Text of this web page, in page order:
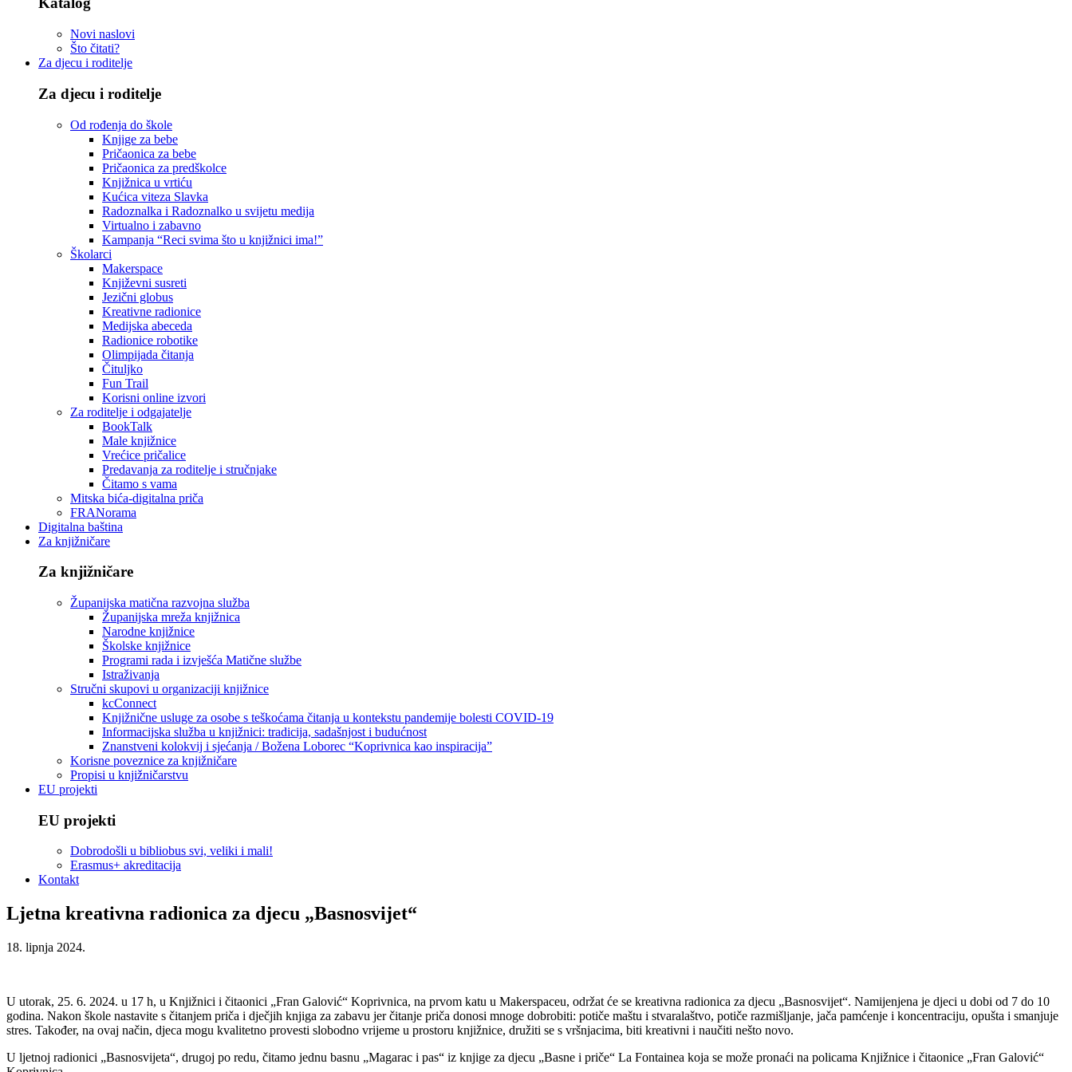
Novi naslovi
Što čitati?
Za djecu i roditelje
Za djecu i roditelje
Od rođenja do škole
Knjige za bebe
Pričaonica za bebe
Pričaonica za predškolce
Knjižnica u vrtiću
Kućica viteza Slavka
Radoznalka i Radoznalko u svijetu medija
Virtualno i zabavno
Kampanja “Reci svima što u knjižnici ima!”
Školarci
Makerspace
Književni susreti
Jezični globus
Kreativne radionice
Medijska abeceda
Radionice robotike
Olimpijada čitanja
Čituljko
Fun Trail
Korisni online izvori
Za roditelje i odgajatelje
BookTalk
Male knjižnice
Vrećice pričalice
Predavanja za roditelje i stručnjake
Čitamo s vama
Mitska bića-digitalna priča
FRANorama
Digitalna baština
Za knjižničare
Za knjižničare
Županijska matična razvojna služba
Županijska mreža knjižnica
Narodne knjižnice
Školske knjižnice
Programi rada i izvješća Matične službe
Istraživanja
Stručni skupovi u organizaciji knjižnice
kcConnect
Knjižnične usluge za osobe s teškoćama čitanja u kontekstu pandemije bolesti COVID-19
Informacijska služba u knjižnici: tradicija, sadašnjost i budućnost
Znanstveni kolokvij i sjećanja / Božena Loborec “Koprivnica kao inspiracija”
Korisne poveznice za knjižničare
Propisi u knjižničarstvu
EU projekti
EU projekti
Dobrodošli u bibliobus svi, veliki i mali!
Erasmus+ akreditacija
Kontakt
Ljetna kreativna radionica za djecu „Basnosvijet“
18. lipnja 2024.
U utorak, 25. 6. 2024. u 17 h, u Knjižnici i čitaonici „Fran Galović“ Koprivnica, na prvom katu u Makerspaceu, održat će se kreativna radionica za djecu „Basnosvijet“. Namijenjena je djeci u dobi od 7 do 10
godina. Nakon škole nastavite s čitanjem priča i dječjih knjiga za zabavu jer čitanje priča donosi mnoge dobrobiti: potiče maštu i stvaralaštvo, potiče razmišljanje, jača pamćenje i koncentraciju, opušta i smanjuje
stres. Također, na ovaj način, djeca mogu kvalitetno provesti slobodno vrijeme u prostoru knjižnice, družiti se s vršnjacima, biti kreativni i naučiti nešto novo.
U ljetnoj radionici „Basnosvijeta“, drugoj po redu, čitamo jednu basnu „Magarac i pas“ iz knjige za djecu „Basne i priče“ La Fontainea koja se može pronaći na policama Knjižnice i čitaonice „Fran Galović“